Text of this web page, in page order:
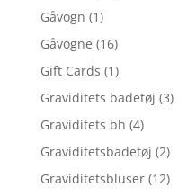
Gåvogn (1)
Gåvogne (16)
Gift Cards (1)
Graviditets badetøj (3)
Graviditets bh (4)
Graviditetsbadetøj (2)
Graviditetsbluser (12)